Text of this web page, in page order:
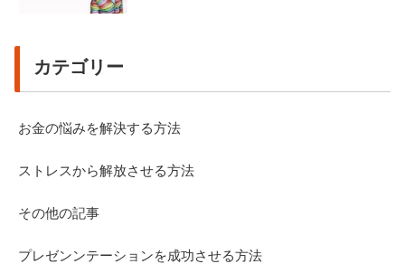
カテゴリー
お金の悩みを解決する方法
ストレスから解放させる方法
その他の記事
プレゼンンテーションを成功させる方法